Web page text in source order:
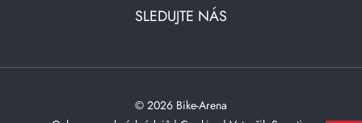
SLEDUJTE NÁS
© 2026 Bike-Arena